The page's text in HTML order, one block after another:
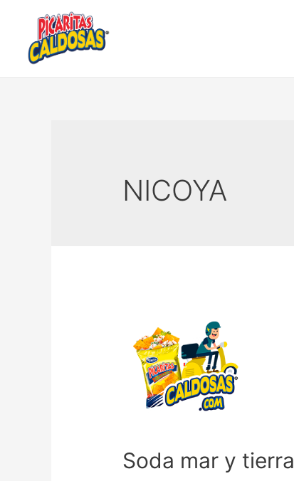
NICOYA
Soda mar y tierra